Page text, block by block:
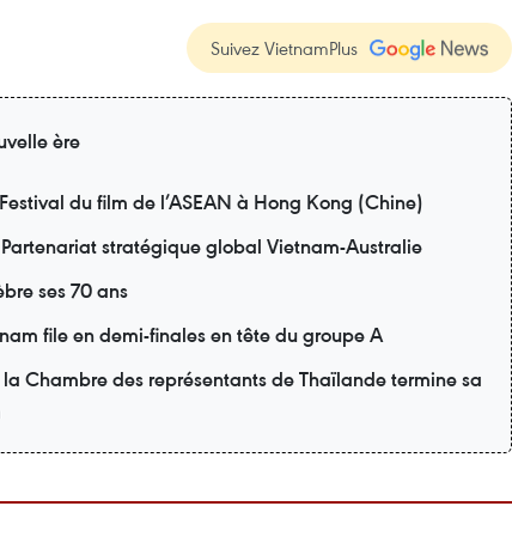
Suivez VietnamPlus
ère
du film de l’ASEAN à Hong Kong (Chine)
stratégique global Vietnam-Australie
ses 70 ans
file en demi-finales en tête du groupe A
Chambre des représentants de Thaïlande termine sa